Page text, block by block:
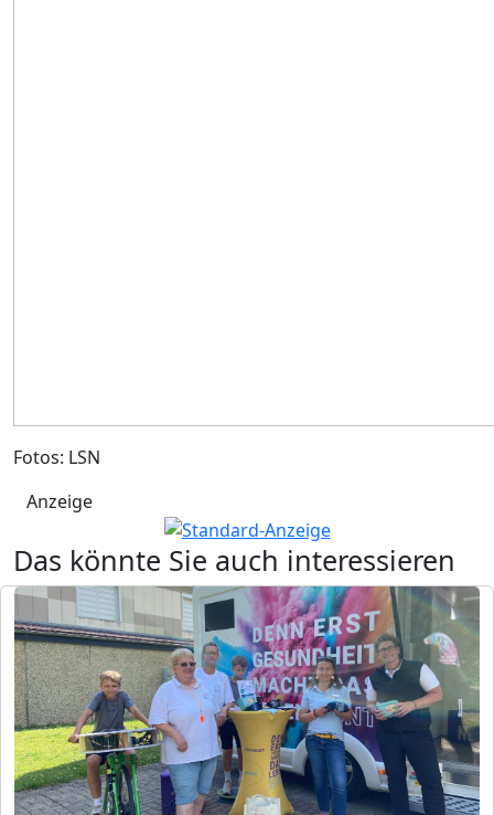
Fotos: LSN
Anzeige
Das könnte Sie auch interessieren